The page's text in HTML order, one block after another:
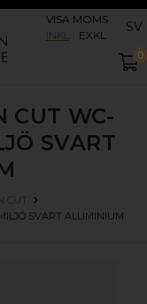
VISA MOMS
INKL
EXKL SV
0
CUT WC-
SVART
CUT
SVART ALUMINIUM